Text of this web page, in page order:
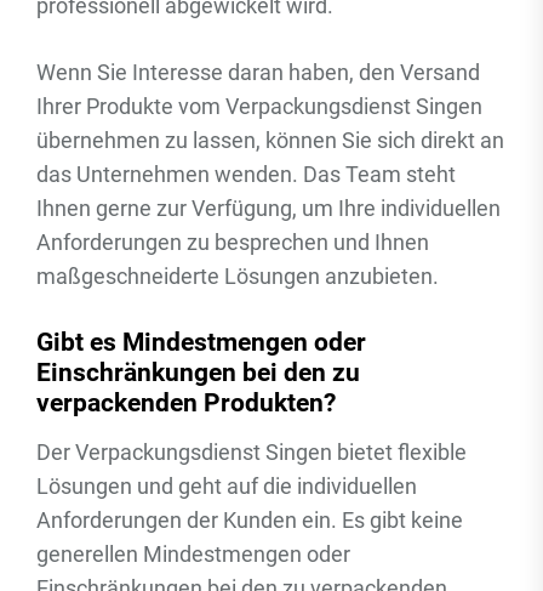
professionell abgewickelt wird.
Wenn Sie Interesse daran haben, den Versand
Ihrer Produkte vom Verpackungsdienst Singen
übernehmen zu lassen, können Sie sich direkt an
das Unternehmen wenden. Das Team steht
Ihnen gerne zur Verfügung, um Ihre individuellen
Anforderungen zu besprechen und Ihnen
maßgeschneiderte Lösungen anzubieten.
Gibt es Mindestmengen oder
Einschränkungen bei den zu
verpackenden Produkten?
Der Verpackungsdienst Singen bietet flexible
Lösungen und geht auf die individuellen
Anforderungen der Kunden ein. Es gibt keine
generellen Mindestmengen oder